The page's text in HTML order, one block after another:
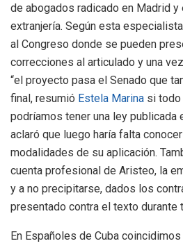
de abogados radicado en Madrid
extranjería. Según esta
al Congreso donde se pueden
correcciones al articulado y una
“el proyecto pasa el Senado que
final, resumió Estela Marina si todo
podríamos tener una ley publicada
aclaró que luego haría falta
modalidades de su aplicación.
cuenta profesional de Aristeo, la
y a no precipitarse, dados los
presentado contra el texto durante
En Españoles de Cuba